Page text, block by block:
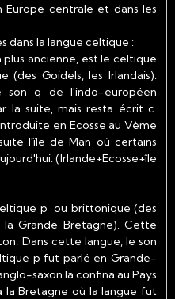
Europe centrale et dans les
dans la langue celtique :
plus ancienne, est le celtique
(des Goidels, les Irlandais).
q de l'indo-européen
la suite, mais resta écrit c.
en Ecosse au Vème
l'île de Man où certains
(Irlande+Ecosse+île
p ou brittonique (des
la Grande Bretagne). Cette
Dans cette langue, le son
p fut parlé en Grande-
saxon la confina au Pays
la Bretagne où la langue fut